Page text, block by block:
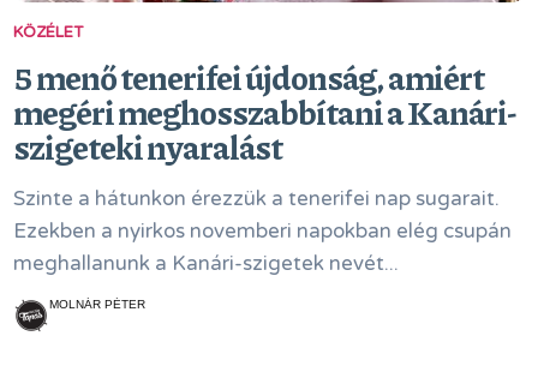
KÖZÉLET
5 menő tenerifei újdonság, amiért
megéri meghosszabbítani a Kanári-
szigeteki nyaralást
Szinte a hátunkon érezzük a tenerifei nap sugarait.
Ezekben a nyirkos novemberi napokban elég csupán
meghallanunk a Kanári-szigetek nevét...
MOLNÁR PÉTER